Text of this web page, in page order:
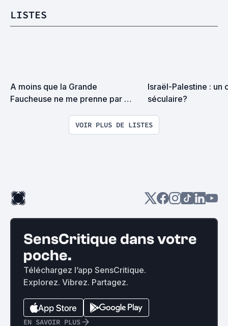
LISTES
A moins que la Grande
Faucheuse ne me prenne par
Israël-Palestine : un
séculaire?
VOIR PLUS DE LISTES
SensCritique dans votre
poche.
Téléchargez l’app SensCritique.
Explorez. Vibrez. Partagez.
EN SAVOIR PLUS